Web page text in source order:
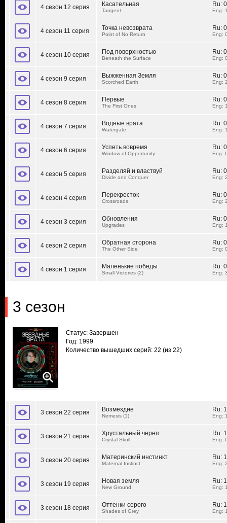
4 сезон 12 серия Касательная
Tangent
Ru:
Eng:
4 сезон 11 серия Точка невозврата
Point of No Return
Ru:
Eng:
4 сезон 10 серия Под поверхностью
Beneath the Surface
Ru:
Eng:
4 сезон 9 серия Выжженная Земля
Scorched Earth
Ru:
Eng:
4 сезон 8 серия Первые
The First Ones
Ru:
Eng:
4 сезон 7 серия Водные врата
Watergate
Ru:
Eng:
4 сезон 6 серия Успеть вовремя
Window of Opportunity
Ru:
Eng:
4 сезон 5 серия Разделяй и властвуй
Divide and Conquer
Ru:
Eng:
4 сезон 4 серия Перекресток
Crossroads
Ru:
Eng:
4 сезон 3 серия Обновления
Upgrades
Ru:
Eng:
4 сезон 2 серия Обратная сторона
The Other Side
Ru:
Eng:
4 сезон 1 серия Маленькие победы
Small Victories (2)
Ru:
Eng:
3 сезон
Статус: Завершен
Год: 1999
Количество вышедших серий: 22 (из 22)
3 сезон 22 серия Возмездие
Nemesis (1)
Ru:
Eng:
3 сезон 21 серия Хрустальный череп
Crystal Skull
Ru:
Eng:
3 сезон 20 серия Материнский инстинкт
Maternal Instinct
Ru:
Eng:
3 сезон 19 серия Новая земля
New Ground
Ru:
Eng:
3 сезон 18 серия Оттенки серого
Shades of Grey
Ru:
Eng: